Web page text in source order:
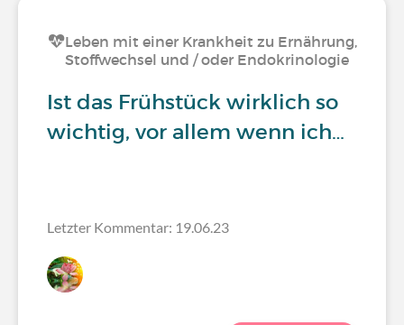
Leben mit einer Krankheit zu Ernährung,
Stoffwechsel und / oder Endokrinologie
Ist das Frühstück wirklich so
wichtig, vor allem wenn ich…
Letzter Kommentar: 19.06.23